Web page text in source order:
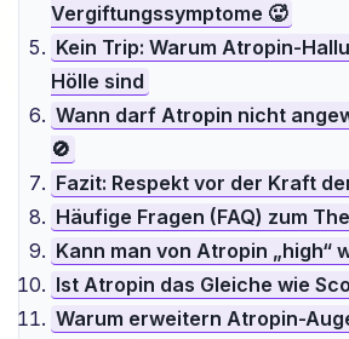
Vergiftungssymptome 🥵
Kein Trip: Warum Atropin-
Hölle sind
Wann darf Atropin nicht
🚫
Fazit: Respekt vor der Kraft
Häufige Fragen (FAQ) zum
Kann man von Atropin „high“
Ist Atropin das Gleiche wie
Warum erweitern Atropin-